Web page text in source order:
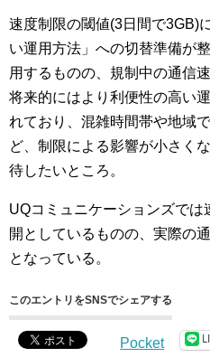
速度制限の閾値(3日間で3GB)
い運用方法」への切替準備が
用するものの、規制中の通信
将来的にはより利便性の高い
れており、混雑時間帯や地域
ど、制限による影響が小さく
待したいところ。
UQコミュニケーションズで
開としているものの、実際の
となっている。
このエントリをSNSでシェアする
Pocket